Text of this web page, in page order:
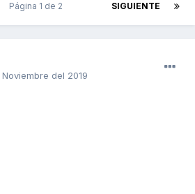
SIGUIENTE
Página 1 de 2
Noviembre del 2019